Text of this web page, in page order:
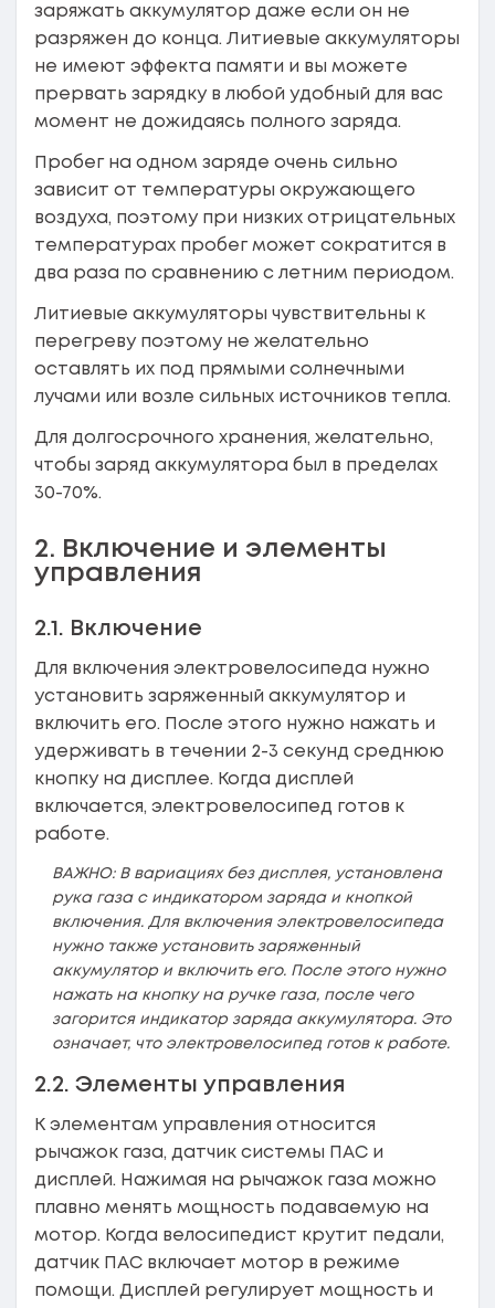
заряжать аккумулятор даже если он не
разряжен до конца. Литиевые аккумуляторы
не имеют эффекта памяти и вы можете
прервать зарядку в любой удобный для вас
момент не дожидаясь полного заряда.
Пробег на одном заряде очень сильно
зависит от температуры окружающего
воздуха, поэтому при низких отрицательных
температурах пробег может сократится в
два раза по сравнению с летним периодом.
Литиевые аккумуляторы чувствительны к
перегреву поэтому не желательно
оставлять их под прямыми солнечными
лучами или возле сильных источников тепла.
Для долгосрочного хранения, желательно,
чтобы заряд аккумулятора был в пределах
30-70%.
2. Включение и элементы
управления
2.1. Включение
Для включения электровелосипеда нужно
установить заряженный аккумулятор и
включить его. После этого нужно нажать и
удерживать в течении 2-3 секунд среднюю
кнопку на дисплее. Когда дисплей
включается, электровелосипед готов к
работе.
ВАЖНО: В вариациях без дисплея, установлена
рука газа с индикатором заряда и кнопкой
включения. Для включения электровелосипеда
нужно также установить заряженный
аккумулятор и включить его. После этого нужно
нажать на кнопку на ручке газа, после чего
загорится индикатор заряда аккумулятора. Это
означает, что электровелосипед готов к работе.
2.2. Элементы управления
К элементам управления относится
рычажок газа, датчик системы ПАС и
дисплей. Нажимая на рычажок газа можно
плавно менять мощность подаваемую на
мотор. Когда велосипедист крутит педали,
датчик ПАС включает мотор в режиме
помощи. Дисплей регулирует мощность и